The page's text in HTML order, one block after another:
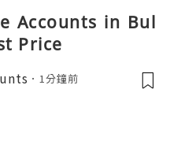
Accounts in Bul
Price
1分鐘前